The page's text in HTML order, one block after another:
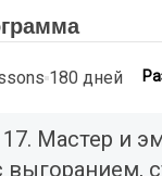
180 дней
Мастер и
выгоранием,